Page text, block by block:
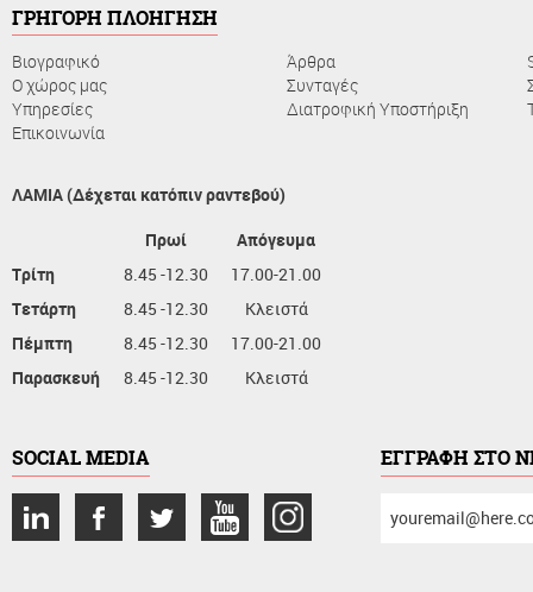
ΓΡΗΓΟΡΗ ΠΛΟΗΓΗΣΗ
Βιογραφικό Άρθρα
Ο χώρος μας
Συνταγές
Υπηρεσίες
Διατροφική Υποστήριξη
Επικοινωνία
ΛΑΜΙΑ (Δέχεται κατόπιν ραντεβού)
Πρωί
Απόγευμα
Τρίτη
8.45 -12.30
17.00-21.00
Τετάρτη
8.45 -12.30
Κλειστά
Πέμπτη
8.45 -12.30
17.00-21.00
Παρασκευή
8.45 -12.30 Κλειστά
SOCIAL MEDIA ΕΓΓΡΑΦΗ ΣΤΟ
το